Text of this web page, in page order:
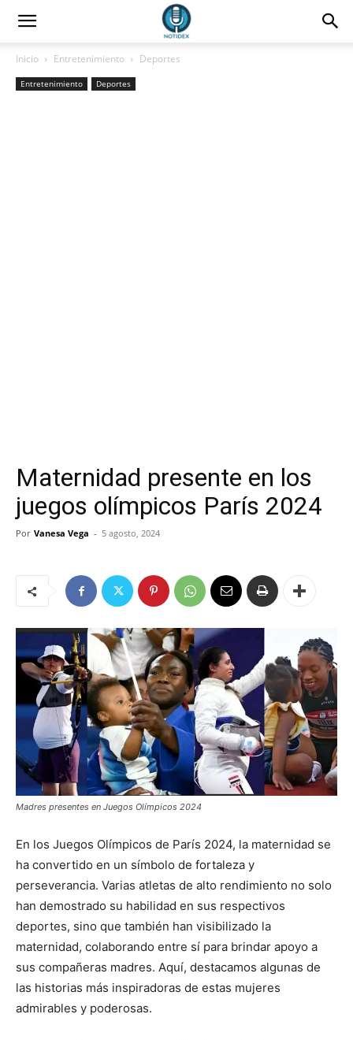
Inicio Entretenimiento Deportes
Entretenimiento Deportes
Maternidad presente en los
juegos olímpicos París 2024
Por Vanesa Vega - 5 agosto, 2024
Madres presentes en Juegos Olímpicos 2024
En los Juegos Olímpicos de París 2024, la maternidad se
ha convertido en un símbolo de fortaleza y
perseverancia. Varias atletas de alto rendimiento no solo
han demostrado su habilidad en sus respectivos
deportes, sino que también han visibilizado la
maternidad, colaborando entre sí para brindar apoyo a
sus compañeras madres. Aquí, destacamos algunas de
las historias más inspiradoras de estas mujeres
admirables y poderosas.